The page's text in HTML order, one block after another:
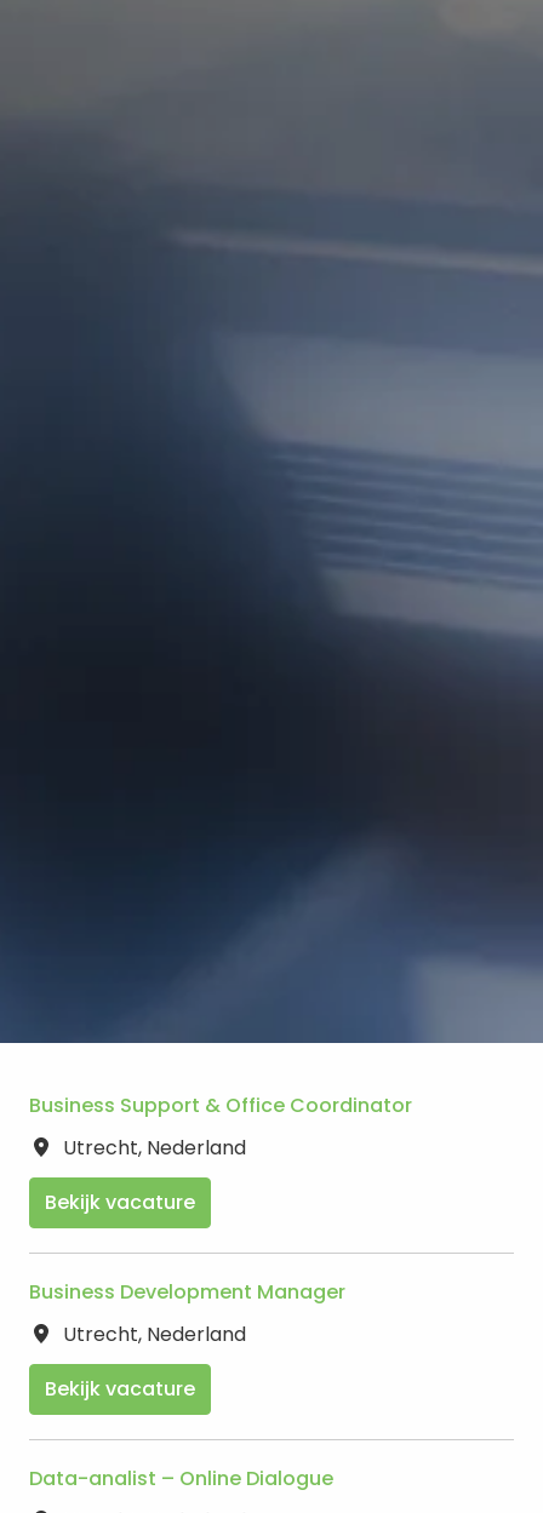
Business Support & Office Coordinator
Utrecht, Nederland
Bekijk vacature
Business Development Manager
Utrecht, Nederland
Bekijk vacature
Data-analist – Online Dialogue